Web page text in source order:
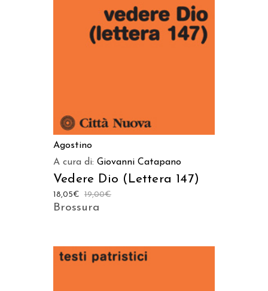
AGGIUNGI AL CARRELLO
Agostino
A cura di: Giovanni Catapano
Vedere Dio (Lettera 147)
19,00€
18,05€
Brossura